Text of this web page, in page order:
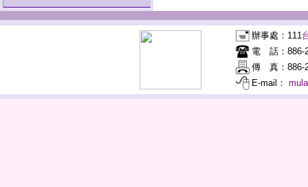
辦事處： 111
電 話： 886-
傳 真： 886-
E-mail：